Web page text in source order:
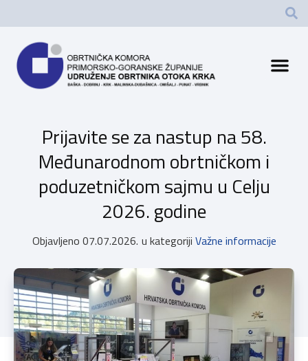
Prijavite se za nastup na 58.
Međunarodnom obrtničkom i
poduzetničkom sajmu u Celju
2026. godine
Objavljeno 07.07.2026. u kategoriji Važne informacije